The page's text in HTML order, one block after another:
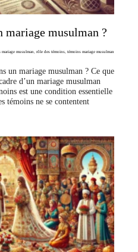
mariage musulman ?
musulman, rôle des témoins, témoins mariage musulman
un mariage musulman ? Ce que
d’un mariage musulman
est une condition essentielle
témoins ne se contentent